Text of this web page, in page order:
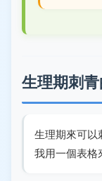
生理期刺
生理期來可以
我用一個表格